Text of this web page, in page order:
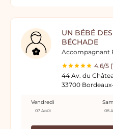
UN BÉBÉ
BÉCHADE
Accompagnant
4.6/5
44 Av. du
33700
Vendredi
07 Août 08